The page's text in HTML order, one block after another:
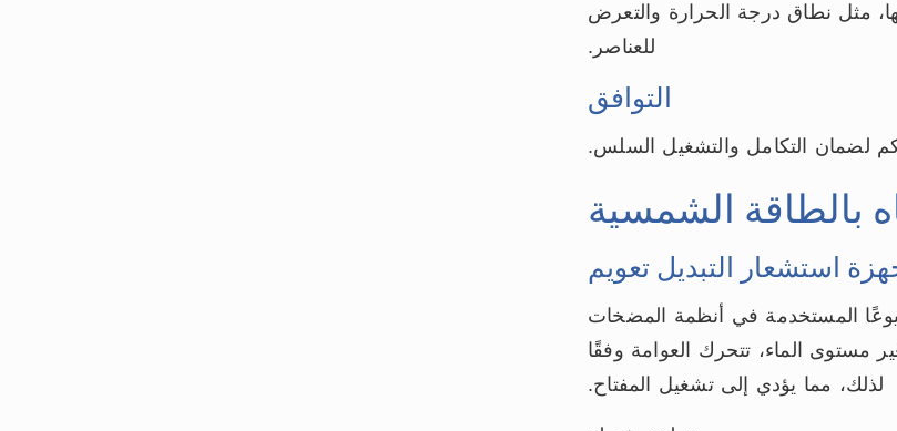
مثل نطاق درجة الحرارة والتعرض
للعناصر.
التوافق
لضمان التكامل والتشغيل السلس.
بالطاقة الشمسية
استشعار التبديل تعويم
المستخدمة في أنظمة المضخات
الماء، تتحرك العوامة وفقًا
لذلك، مما يؤدي إلى تشغيل المفتاح.